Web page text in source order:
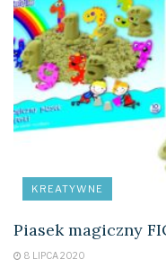
KREATYWNE
Piasek magiczny
8 LIPCA 2020